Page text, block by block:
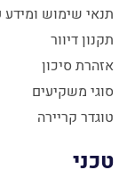
תנאי שימוש
תקנון דיוור
אזהרת סיכון
סוגי משקיעים
טוגדר קריירה
טכני